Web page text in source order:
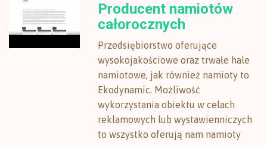
Producent namiotów
całorocznych
Przedsiębiorstwo oferujące
wysokojakościowe oraz trwałe hale
namiotowe, jak również namioty to
Ekodynamic. Możliwość
wykorzystania obiektu w celach
reklamowych lub wystawienniczych
to wszystko oferują nam namioty